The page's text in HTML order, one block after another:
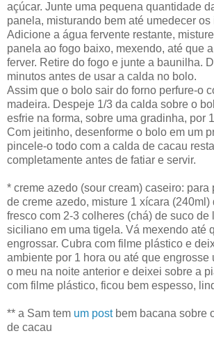
açúcar. Junte uma pequena quantidade
panela, misturando bem até umedecer os
Adicione a água fervente restante,
panela ao fogo baixo, mexendo, até que
ferver. Retire do fogo e junte a baunilha.
minutos antes de usar a calda no bolo.
Assim que o bolo sair do forno perfure-o
madeira. Despeje 1/3 da calda sobre o
esfrie na forma, sobre uma gradinha, por
Com jeitinho, desenforme o bolo em um
pincele-o todo com a calda de cacau
completamente antes de fatiar e servir.
* creme azedo (sour cream) caseiro: para
de creme azedo, misture 1 xícara (240ml)
fresco com 2-3 colheres (chá) de suco de
siciliano em uma tigela. Vá mexendo até
engrossar. Cubra com filme plástico e
ambiente por 1 hora ou até que engrosse
o meu na noite anterior e deixei sobre a
com filme plástico, ficou bem espesso,
** a Sam tem um postbem bacana sobre
de cacau